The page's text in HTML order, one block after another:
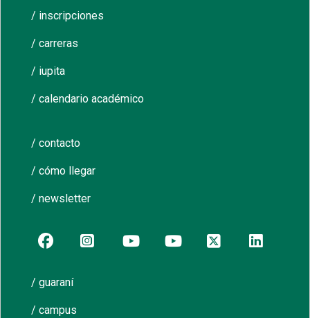
/ inscripciones
/ carreras
/ iupita
/ calendario académico
/ contacto
/ cómo llegar
/ newsletter
/ guaraní
/ campus